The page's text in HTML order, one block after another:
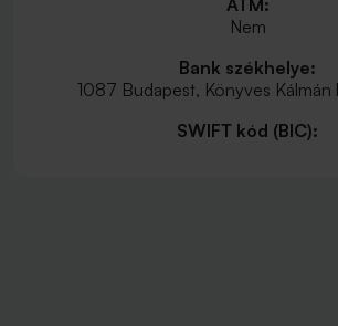
Nem
Bank székhelye:
1087 Budapest, Könyves
SWIFT kód (BIC):